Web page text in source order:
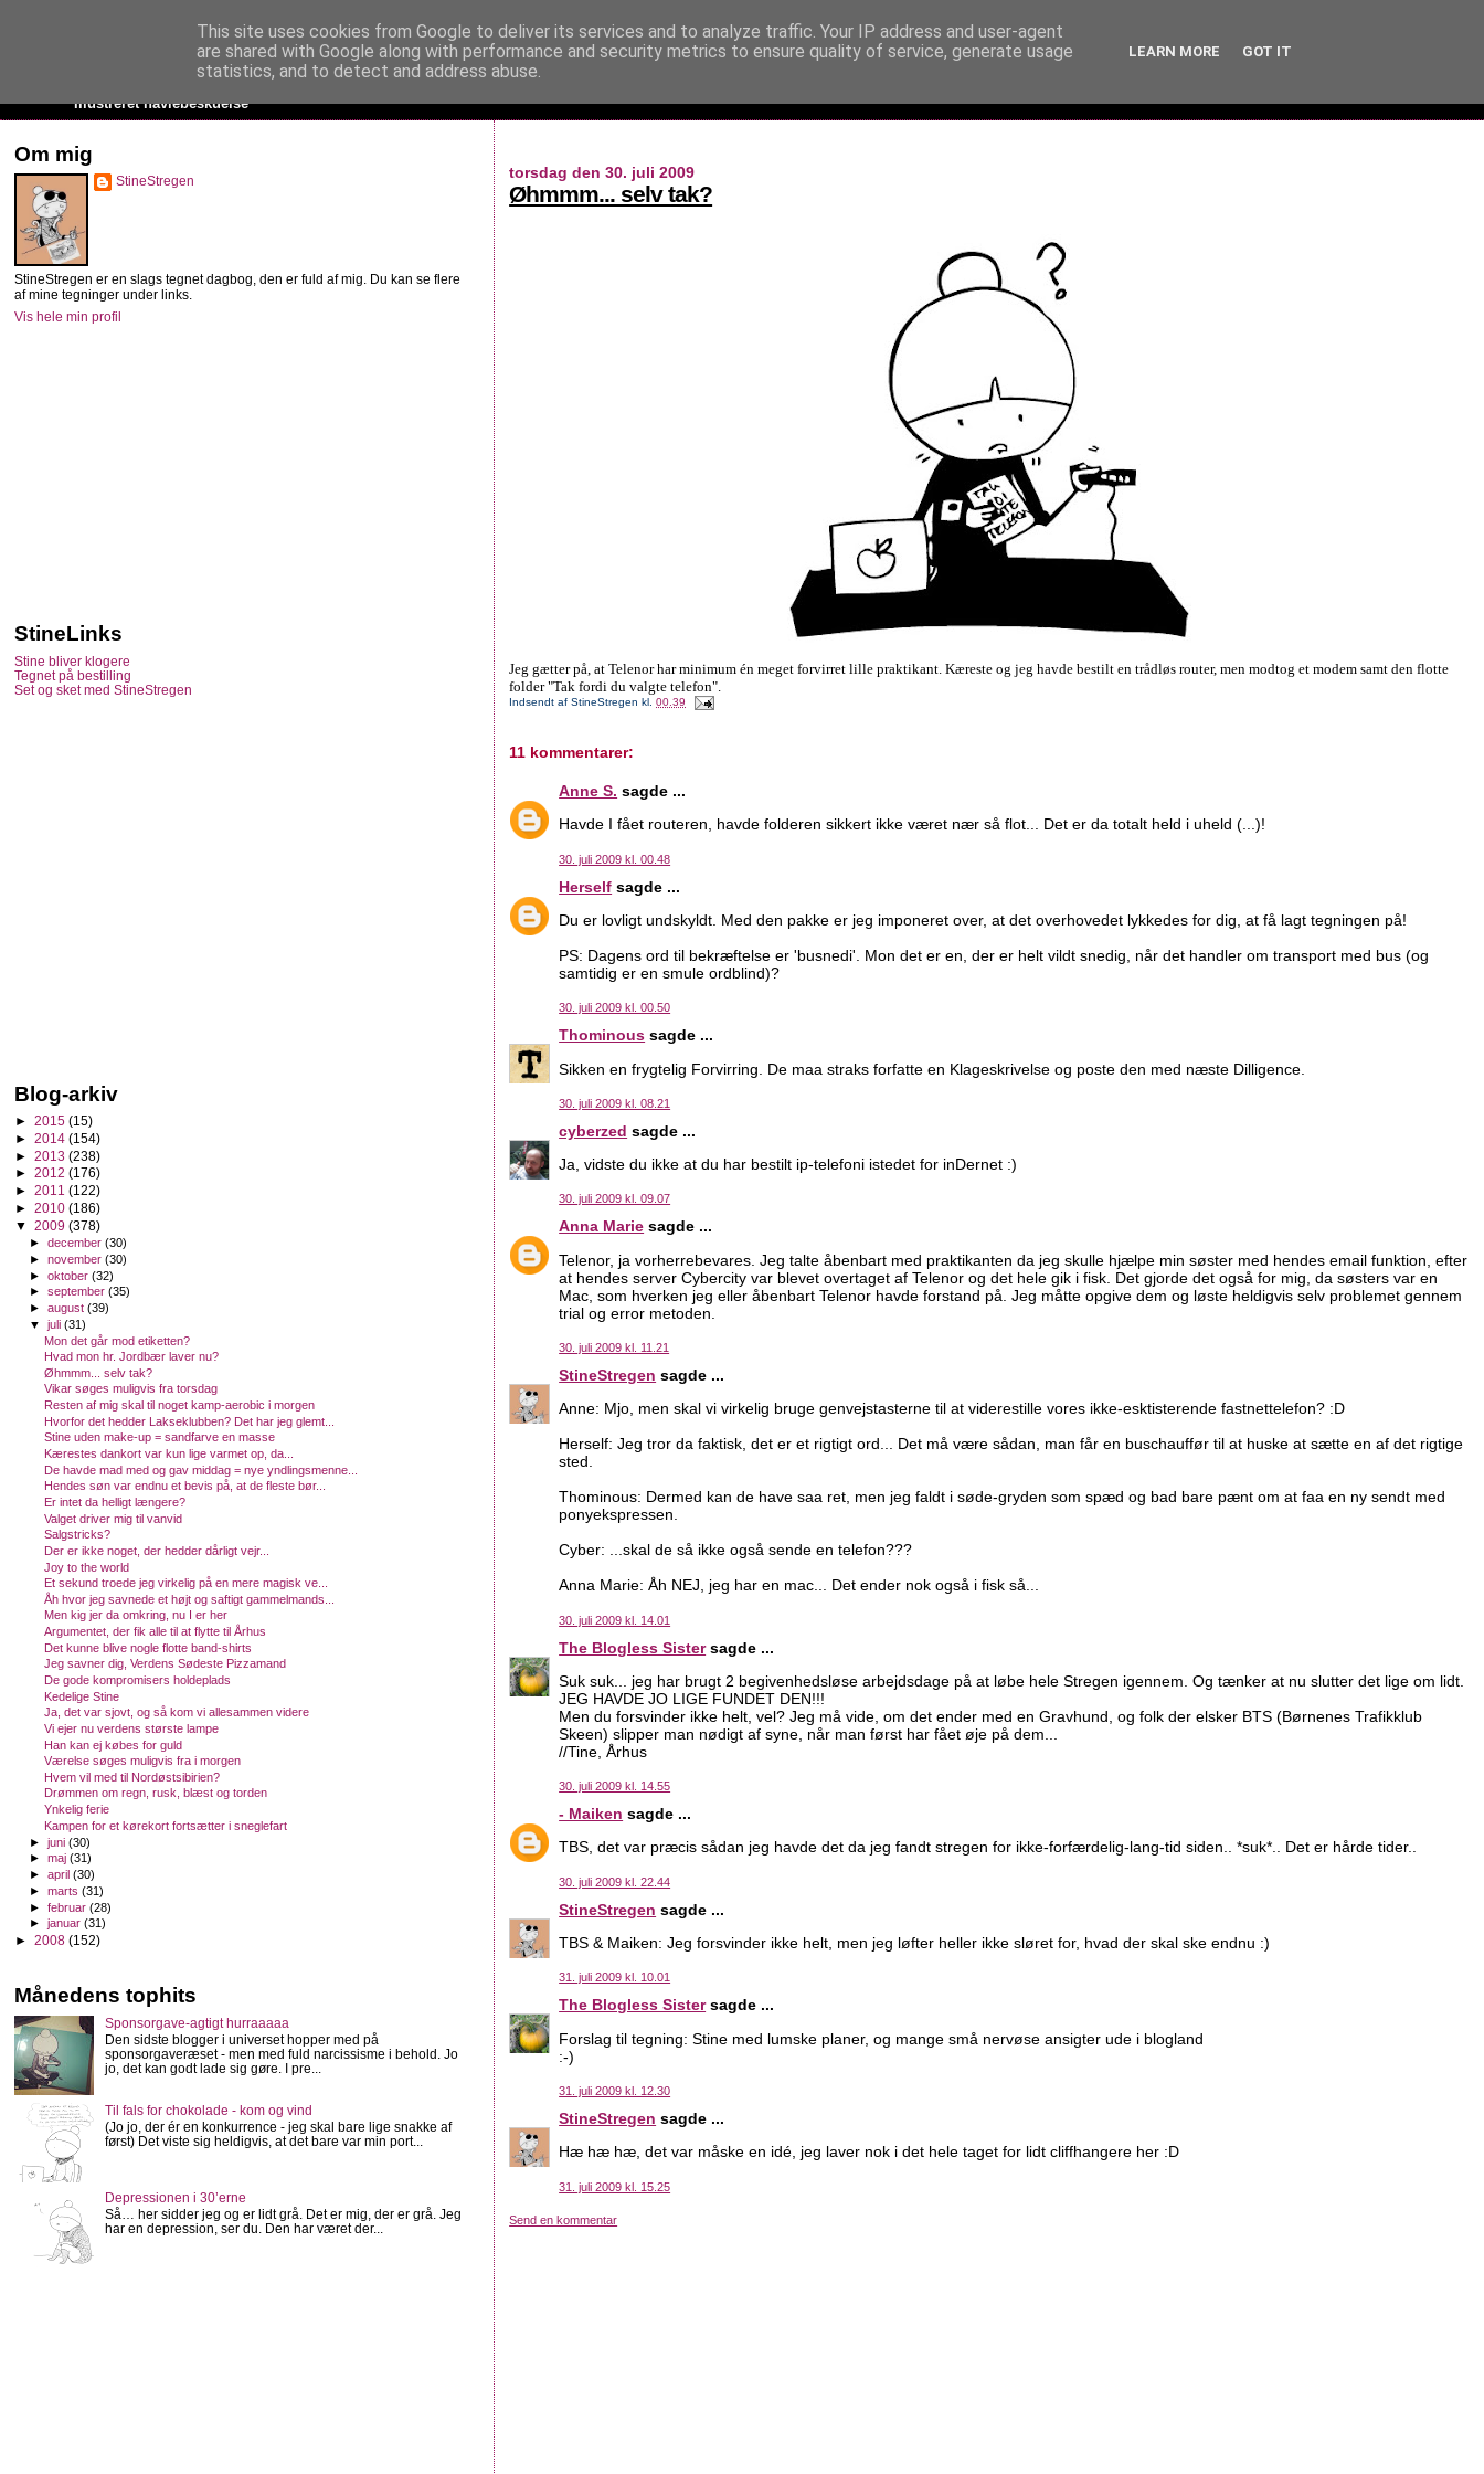
StineStregen
Illustreret navlebeskuelse
torsdag den 30. juli 2009
Øhmmm... selv tak?
Jeg gætter på, at Telenor har minimum én meget forvirret lille praktikant. Kæreste og jeg havde bestilt en trådløs router, men modtog et modem samt den flotte
folder "Tak fordi du valgte telefon".
Indsendt afStineStregen kl.00.39
11 kommentarer:
Anne S. sagde ...
Havde I fået routeren, havde folderen sikkert ikke været nær så flot... Det er da totalt held i uheld (...)!
30. juli 2009 kl. 00.48
Herself sagde ...
Du er lovligt undskyldt. Med den pakke er jeg imponeret over, at det overhovedet lykkedes for dig, at få lagt tegningen på!
PS: Dagens ord til bekræftelse er 'busnedi'. Mon det er en, der er helt vildt snedig, når det handler om transport med bus (og
samtidig er en smule ordblind)?
30. juli 2009 kl. 00.50
Thominous sagde ...
Sikken en frygtelig Forvirring. De maa straks forfatte en Klageskrivelse og poste den med næste Dilligence.
30. juli 2009 kl. 08.21
cyberzed sagde ...
Ja, vidste du ikke at du har bestilt ip-telefoni istedet for inDernet :)
30. juli 2009 kl. 09.07
Anna Marie sagde ...
Telenor, ja vorherrebevares. Jeg talte åbenbart med praktikanten da jeg skulle hjælpe min søster med hendes email funktion, efter
at hendes server Cybercity var blevet overtaget af Telenor og det hele gik i fisk. Det gjorde det også for mig, da søsters var en
Mac, som hverken jeg eller åbenbart Telenor havde forstand på. Jeg måtte opgive dem og løste heldigvis selv problemet gennem
trial og error metoden.
30. juli 2009 kl. 11.21
StineStregen sagde ...
Anne: Mjo, men skal vi virkelig bruge genvejstasterne til at viderestille vores ikke-esktisterende fastnettelefon? :D
Herself: Jeg tror da faktisk, det er et rigtigt ord... Det må være sådan, man får en buschauffør til at huske at sætte en af det rigtige
sted.
Thominous: Dermed kan de have saa ret, men jeg faldt i søde-gryden som spæd og bad bare pænt om at faa en ny sendt med
ponyekspressen.
Cyber: ...skal de så ikke også sende en telefon???
Anna Marie: Åh NEJ, jeg har en mac... Det ender nok også i fisk så...
30. juli 2009 kl. 14.01
The Blogless Sistersagde ...
Suk suk... jeg har brugt 2 begivenhedsløse arbejdsdage på at løbe hele Stregen igennem. Og tænker at nu slutter det lige om lidt.
JEG HAVDE JO LIGE FUNDET DEN!!!
Men du forsvinder ikke helt, vel? Jeg må vide, om det ender med en Gravhund, og folk der elsker BTS (Børnenes Trafikklub
Skeen) slipper man nødigt af syne, når man først har fået øje på dem...
//Tine, Århus
30. juli 2009 kl. 14.55
- Maiken sagde ...
TBS, det var præcis sådan jeg havde det da jeg fandt stregen for ikke-forfærdelig-lang-tid siden.. *suk*.. Det er hårde tider..
30. juli 2009 kl. 22.44
StineStregen sagde ...
TBS & Maiken: Jeg forsvinder ikke helt, men jeg løfter heller ikke sløret for, hvad der skal ske endnu :)
31. juli 2009 kl. 10.01
The Blogless Sistersagde ...
Forslag til tegning: Stine med lumske planer, og mange små nervøse ansigter ude i blogland
:-)
31. juli 2009 kl. 12.30
StineStregen sagde ...
Hæ hæ hæ, det var måske en idé, jeg laver nok i det hele taget for lidt cliffhangere her :D
31. juli 2009 kl. 15.25
Send en kommentar
Om mig
StineStregen
StineStregen er en slags tegnet dagbog, den er fuld af mig. Du kan se flere
af mine tegninger under links.
Vis hele min profil
StineLinks
Stine bliver klogere
Tegnet på bestilling
Set og sket med StineStregen
Blog-arkiv
► 2015 (15)
► 2014 (154)
► 2013 (238)
► 2012 (176)
► 2011 (122)
► 2010 (186)
▼ 2009 (378)
►december(30)
►november(30)
►oktober(32)
►september(35)
►august(39)
▼juli(31)
Mon det går mod etiketten?
Hvad mon hr. Jordbær laver nu?
Øhmmm... selv tak?
Vikar søges muligvis fra torsdag
Resten af mig skal til noget kamp-aerobic i morgen
Hvorfor det hedder Lakseklubben? Det har jeg glemt...
Stine uden make-up = sandfarve en masse
Kærestes dankort var kun lige varmet op, da...
De havde mad med og gav middag = nye yndlingsmenne...
Hendes søn var endnu et bevis på, at de fleste bør...
Er intet da helligt længere?
Valget driver mig til vanvid
Salgstricks?
Der er ikke noget, der hedder dårligt vejr...
Joy to the world
Et sekund troede jeg virkelig på en mere magisk ve...
Åh hvor jeg savnede et højt og saftigt gammelmands...
Men kig jer da omkring, nu I er her
Argumentet, der fik alle til at flytte til Århus
Det kunne blive nogle flotte band-shirts
Jeg savner dig, Verdens Sødeste Pizzamand
De gode kompromisers holdeplads
Kedelige Stine
Ja, det var sjovt, og så kom vi allesammen videre
Vi ejer nu verdens største lampe
Han kan ej købes for guld
Værelse søges muligvis fra i morgen
Hvem vil med til Nordøstsibirien?
Drømmen om regn, rusk, blæst og torden
Ynkelig ferie
Kampen for et kørekort fortsætter i sneglefart
►juni(30)
►maj(31)
►april(30)
►marts(31)
►februar(28)
►januar(31)
► 2008 (152)
Månedens tophits
Sponsorgave-agtigt hurraaaaa
Den sidste blogger i universet hopper med på
sponsorgaveræset - men med fuld narcissisme i behold. Jo
jo, det kan godt lade sig gøre. I pre...
Til fals for chokolade - kom og vind
(Jo jo, der ér en konkurrence - jeg skal bare lige snakke af
først) Det viste sig heldigvis, at det bare var min port...
Depressionen i 30’erne
Så… her sidder jeg og er lidt grå. Det er mig, der er grå. Jeg
har en depression, ser du. Den har været der...
This site uses cookies from Google to deliver its services and to analyze traffic. Your IP address and user-agent
are shared with Google along with performance and security metrics to ensure quality of service, generate usage
statistics, and to detect and address abuse.
LEARN MORE GOT IT